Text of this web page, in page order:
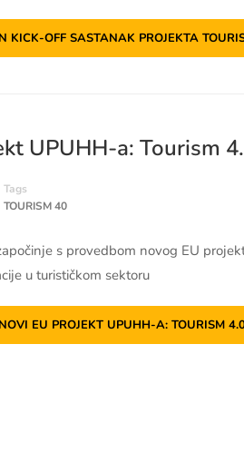
KICK-OFF SASTANAK PROJEKTA
UPUHH-a: Tourism
Tags
TOURISM 40
s provedbom novog EU
u turističkom sektoru
EU PROJEKT UPUHH-A: TOURISM